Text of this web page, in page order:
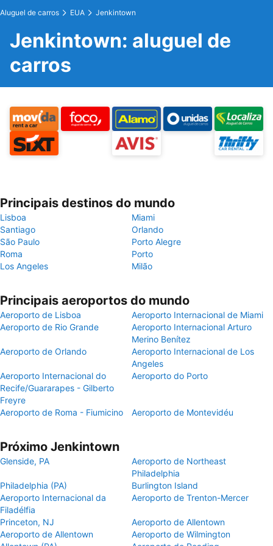
Aluguel de carros EUA Jenkintown
Jenkintown: aluguel de
carros
Principais destinos do mundo
Lisboa
Miami
Santiago
Orlando
São Paulo
Porto Alegre
Roma
Porto
Los Angeles
Milão
Principais aeroportos do mundo
Aeroporto de Lisboa
Aeroporto Internacional de Miami
Aeroporto de Rio Grande
Aeroporto Internacional Arturo
Merino Benítez
Aeroporto de Orlando
Aeroporto Internacional de Los
Angeles
Aeroporto Internacional do
Recife/Guararapes - Gilberto
Freyre
Aeroporto do Porto
Aeroporto de Roma - Fiumicino Aeroporto de Montevidéu
Próximo Jenkintown
Glenside, PA
Aeroporto de Northeast
Philadelphia
Philadelphia (PA)
Burlington Island
Aeroporto Internacional da
Filadélfia
Aeroporto de Trenton-Mercer
Princeton, NJ
Aeroporto de Allentown
Aeroporto de Allentown
Aeroporto de Wilmington